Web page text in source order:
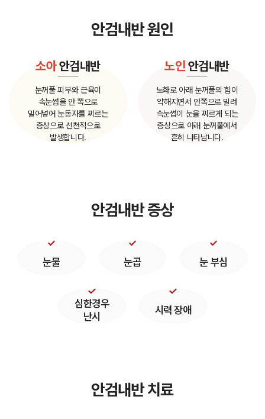
안검내반 원인
소아안검내반
눈꺼풀 피부와 근육이
속눈썹을 안 쪽으로
밀어넣어눈동자를 찌르는
증상으로 선천적으로
발생합니다.
노인 안검내반
노화로 아래 눈꺼풀의 힘이
약해지면서 안쪽으로 밀려
속눈썹이 눈을 찌르게 되는
증상으로 아래 눈꺼풀에서
흔히 나타납니다.
안검내반 증상
눈물 눈곱 눈 부심
심한경우
난시
시력 장애
안검내반 치료